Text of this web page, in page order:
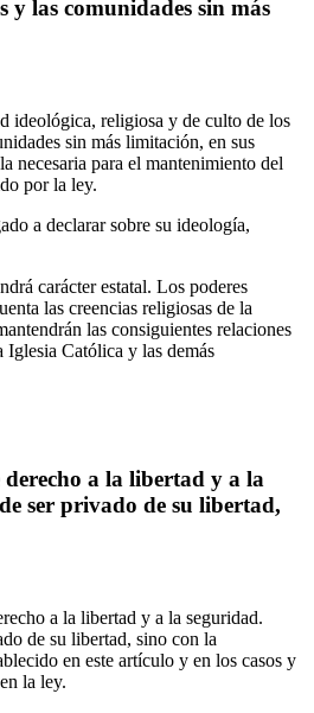
y las comunidades sin más
ideológica, religiosa y de culto de los
sin más limitación, en sus
necesaria para el mantenimiento del
por la ley.
a declarar sobre su ideología,
carácter estatal. Los poderes
las creencias religiosas de la
las consiguientes relaciones
Iglesia Católica y las demás
derecho a la libertad y a la
ser privado de su libertad,
a la libertad y a la seguridad.
de su libertad, sino con la
en este artículo y en los casos y
la ley.